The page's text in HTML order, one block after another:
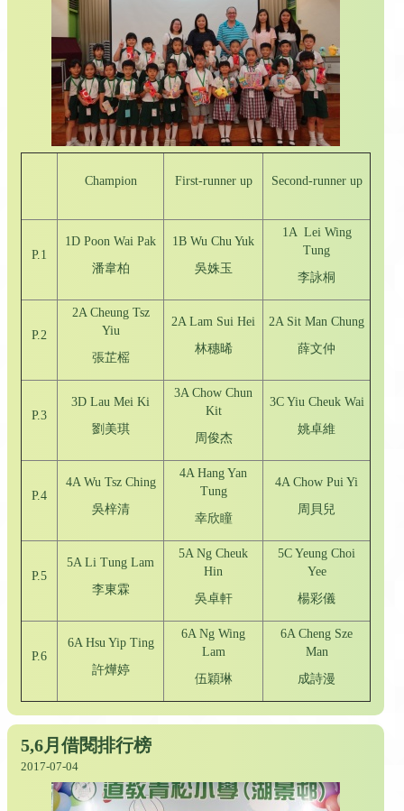
Champion First-runner up Second-runner up
P.1
1D Poon Wai Pak
潘韋柏
1B Wu Chu Yuk
吳姝玉
1A Lei Wing
Tung
李詠桐
P.2
2A Cheung Tsz
Yiu
張芷榣
2A Lam Sui Hei
林穗晞
2A Sit Man Chung
薛文仲
P.3
3D Lau Mei Ki
劉美琪
3A Chow Chun
Kit
周俊杰
3C Yiu Cheuk Wai
姚卓維
P.4
4A Wu Tsz Ching
吳梓清
4A Hang Yan
Tung
幸欣瞳
4A Chow Pui Yi
周貝兒
P.5
5A Li Tung Lam
李東霖
5A Ng Cheuk
Hin
吳卓軒
5C Yeung Choi
Yee
楊彩儀
P.6
6A Hsu Yip Ting
許燁婷
6A Ng Wing
Lam
伍穎琳
6A Cheng Sze
Man
成詩漫
5,6月借閱排行榜
2017-07-04